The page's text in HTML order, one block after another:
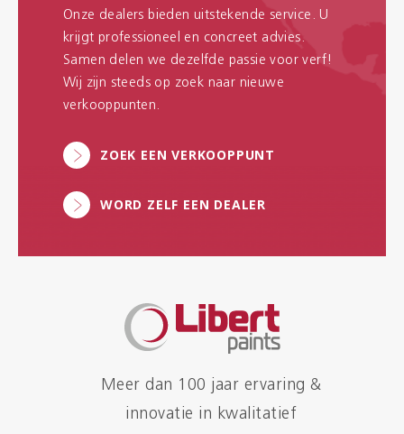
Onze dealers bieden uitstekende service. U
krijgt professioneel en concreet advies.
Samen delen we dezelfde passie voor verf!
Wij zijn steeds op zoek naar nieuwe
verkooppunten.
ZOEK EEN VERKOOPPUNT
WORD ZELF EEN DEALER
Meer dan 100 jaar ervaring &
innovatie in kwalitatief